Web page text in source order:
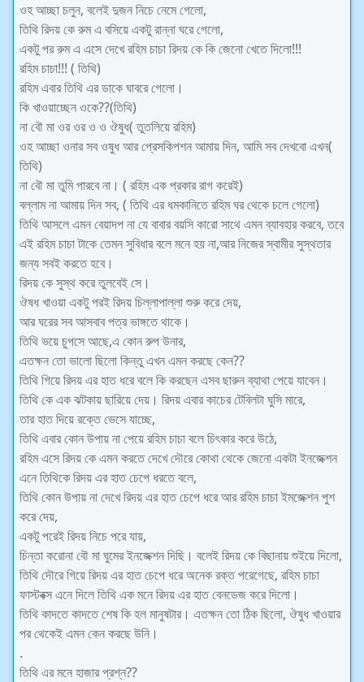
ওহ আচ্ছা চলুন, বলেই দুজন নিচে নেমে গেলো,
তিথি রিদয় কে রুম এ বসিয়ে একটু রান্না ঘরে গেলো,
একটু পর রুম এ এসে দেখে রহিম চাচা রিদয় কে কি জেনো খেতে দিলো!!!
রহিম চাচা!!! ( তিথি)
রহিম এবার তিথি এর ডাকে ঘাবরে গেলো।
কি খাওয়াচ্ছেন ওকে??(তিথি)
না বৌ মা ওর ওর ও ও ঔষুধ( তুতলিয়ে রহিম)
ওহ আচ্ছা ওনার সব ওষুধ আর প্রেসকিপশন আমায় দিন, আমি সব দেখবো এখন(
তিথি)
না বৌ মা তুমি পারবে না। ( রহিম এক প্রকার রাগ করেই)
বল্লাম না আমায় দিন সব, ( তিথি এর ধমকানিতে রহিম ঘর থেকে চলে গেলো)
তিথি আসলে এমন বেয়াদপ না যে বাবার বয়সি কারো সাথে এমন ব্যাবহার করবে, তবে
এই রহিম চাচা টাকে তেমন সুবিধার বলে মনে হয় না,আর নিজের স্বামীর সুস্থতার
জন্য সবই করতে হবে।
রিদয় কে সুস্থ করে তুলবেই সে।
ঔষধ খাওয়া একটু পরই রিদয় চিল্লাপাল্লা শুরু করে দেয়,
আর ঘরের সব আসবাব পত্র ভাঙ্গতে থাকে।
তিথি ভয়ে চুপসে আছে,এ কোন রুপ উনার,
এতক্ষন তো ভালো ছিলো কিন্তু এখন এমন করছে কেন??
তিথি গিয়ে রিদয় এর হাত ধরে বলে কি করছেন এসব ছারুন ব্যাথা পেয়ে যাবেন।
তিথি কে এক ঝটকায় ছারিয়ে দেয়। রিদয় এবার কাচের টেবিলটা ঘুসি মারে,
তার হাত দিয়ে রক্তে ভেসে যাচ্ছে,
তিথি এবার কোন উপায় না পেয়ে রহিম চাচা বলে চিৎকার করে উঠে,
রহিম এসে রিদয় কে এমন করতে দেখে দৌরে কোথা থেকে জেনো একটা ইনজেক্শন
এনে তিথিকে রিদয় এর হাত চেপে ধরতে বলে,
তিথি কোন উপায় না দেখে রিদয় এর হাত চেপে ধরে আর রহিম চাচা ইমজেক্শন পুশ
করে দেয়,
একটু পরেই রিদয় নিচে পরে যায়,
চিন্তা করোনা বৌ মা ঘুমের ইনজেক্শন দিছি। বলেই রিদয় কে বিছানায় শুইয়ে দিলো,
তিথি দৌরে গিয়ে রিদয় এর হাত চেপে ধরে অনেক রক্ত পরেগেছে, রহিম চাচা
ফাস্টবক্স এনে দিলে তিথি এক মনে রিদয় এর হাত বেনডেজ করে দিলো।
তিথি কাদতে কাদতে শেষ কি হল মানুষটার। এতক্ষন তো ঠিক ছিলো, ঔষুধ খাওয়ার
পর থেকেই এমন কেন করছে উনি।
.
তিথি এর মনে হাজার প্রশ্ন??